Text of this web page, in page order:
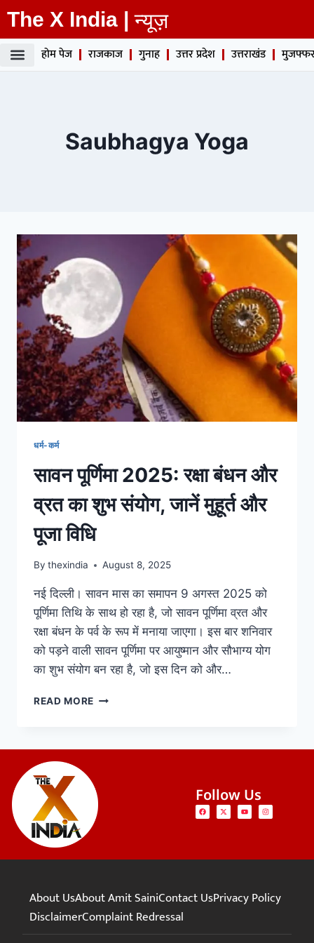
The X India | न्यूज़
होम पेज राजकाज गुनाह उत्तर प्रदेश उत्तराखंड
Saubhagya Yoga
धर्म-कर्म
सावन पूर्णिमा 2025: रक्षा बंधन और
व्रत का शुभ संयोग, जानें मुहूर्त और
पूजा विधि
By thexindia August 8, 2025
नई दिल्ली। सावन मास का समापन 9 अगस्त 2025 को
पूर्णिमा तिथि के साथ हो रहा है, जो सावन पूर्णिमा व्रत और
रक्षा बंधन के पर्व के रूप में मनाया जाएगा। इस बार शनिवार
को पड़ने वाली सावन पूर्णिमा पर आयुष्मान और सौभाग्य योग
का शुभ संयोग बन रहा है, जो इस दिन को और…
READ MORE
Follow Us
About UsAbout Amit SainiContact UsPrivacy Policy
DisclaimerComplaint Redressal